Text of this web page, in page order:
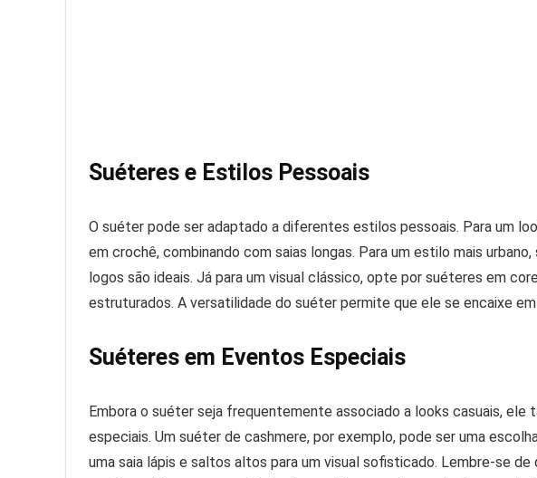
Suéteres e Estilos Pessoais
O suéter pode ser adaptado a diferentes estilos pessoais. Para um
em crochê, combinando com saias longas. Para um estilo mais
logos são ideais. Já para um visual clássico, opte por suéteres em
estruturados. A versatilidade do suéter permite que ele se encaixe
Suéteres em Eventos Especiais
Embora o suéter seja frequentemente associado a looks casuais, ele
especiais. Um suéter de cashmere, por exemplo, pode ser uma
uma saia lápis e saltos altos para um visual sofisticado. Lembre-se